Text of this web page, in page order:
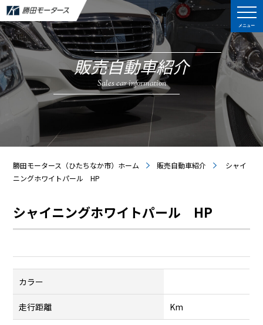
メニュー
販売自動車紹介
Sales car information
勝田モータース（ひたちなか市）ホーム 販売自動車紹介
シャイ
ニングホワイトパール HP
シャイニングホワイトパール HP
カラー
走行距離 Km